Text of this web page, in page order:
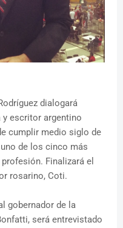
dialogará
escritor argentino
cumplir medio siglo de
de los cinco más
Finalizará el
rosarino, Coti.
gobernador de la
será entrevistado